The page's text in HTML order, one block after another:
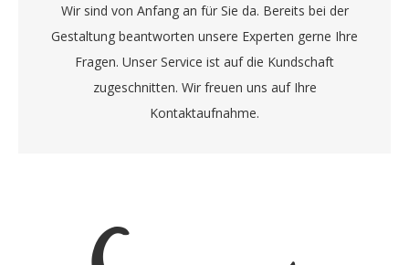
Wir sind von Anfang an für Sie da. Bereits bei der
Gestaltung beantworten unsere Experten gerne Ihre
Fragen. Unser Service ist auf die Kundschaft
zugeschnitten. Wir freuen uns auf Ihre
Kontaktaufnahme.